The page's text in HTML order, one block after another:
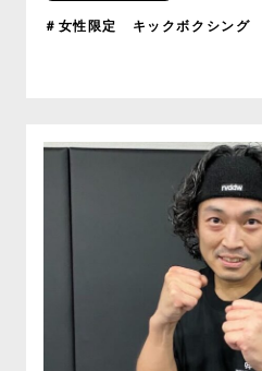
＃女性限定 キックボクシング